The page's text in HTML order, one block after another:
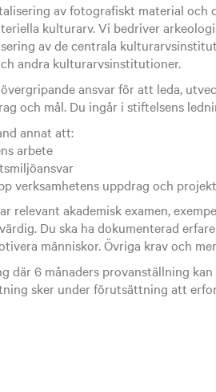
av fotografiskt material och
kulturarv. Vi bedriver
av de centrala
andra kulturarvsinstitutioner.
ansvar för att leda,
och mål. Du ingår i stiftelsens
annat att:
arbete
verksamhetens uppdrag och projekt
relevant akademisk examen,
Du ska ha dokumenterad
människor. Övriga krav och
där 6 månaders provanställning
sker under förutsättning att